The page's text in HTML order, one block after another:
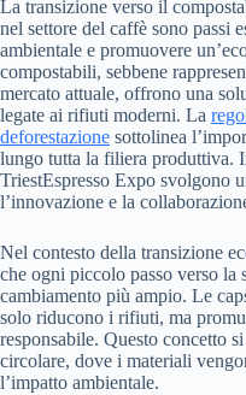
La transizione verso il
nel settore del caffè sono passi
ambientale e promuovere
compostabili, sebbene
mercato attuale, offrono una
legate ai rifiuti moderni. La
deforestazione sottolinea
lungo tutta la filiera produttiva.
TriestEspresso Expo svolgono
l’innovazione e la
Nel contesto della transizione
che ogni piccolo passo verso la
cambiamento più ampio. Le
solo riducono i rifiuti, ma
responsabile. Questo concetto
circolare, dove i materiali
l’impatto ambientale.